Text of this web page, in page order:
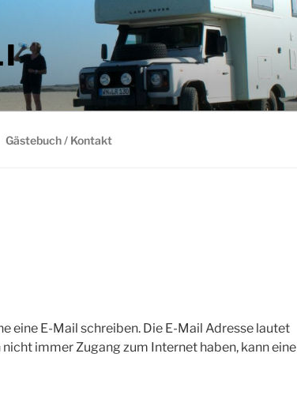
Gästebuch / Kontakt
eine E-Mail schreiben. Die E-Mail Adresse lautet
immer Zugang zum Internet haben, kann eine